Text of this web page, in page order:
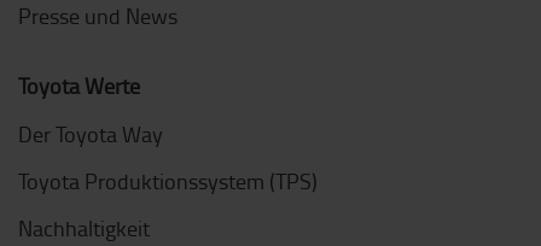
Presse und News
Toyota Werte
Der Toyota Way
Toyota Produktionssystem (TPS)
Nachhaltigkeit